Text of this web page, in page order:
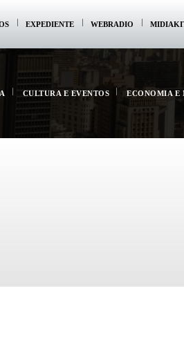
EXPEDIENTE WEBRADIO
CULTURA E EVENTOS ECONOMIA E